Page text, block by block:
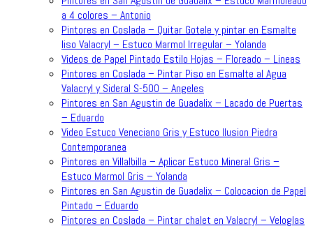
a 4 colores – Antonio
Pintores en Coslada – Quitar Gotele y pintar en Esmalte
liso Valacryl – Estuco Marmol Irregular – Yolanda
Videos de Papel Pintado Estilo Hojas – Floreado – Lineas
Pintores en Coslada – Pintar Piso en Esmalte al Agua
Valacryl y Sideral S-500 – Angeles
Pintores en San Agustin de Guadalix – Lacado de Puertas
– Eduardo
Video Estuco Veneciano Gris y Estuco Ilusion Piedra
Contemporanea
Pintores en Villalbilla – Aplicar Estuco Mineral Gris –
Estuco Marmol Gris – Yolanda
Pintores en San Agustin de Guadalix – Colocacion de Papel
Pintado – Eduardo
Pintores en Coslada – Pintar chalet en Valacryl – Veloglas